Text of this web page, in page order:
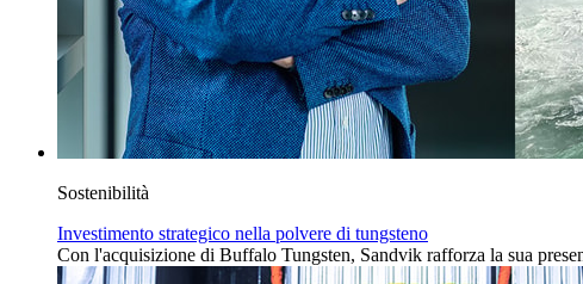
Sostenibilità
Investimento strategico nella polvere di tungsteno
Con l'acquisizione di Buffalo Tungsten, Sandvik rafforza la sua